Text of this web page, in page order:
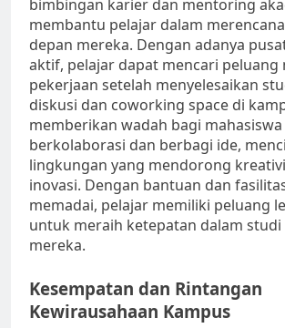
bimbingan karier dan mentoring
membantu pelajar dalam
depan mereka. Dengan adanya
aktif, pelajar dapat mencari peluang
pekerjaan setelah menyelesaikan
diskusi dan coworking space di
memberikan wadah bagi
berkolaborasi dan berbagi ide,
lingkungan yang mendorong
inovasi. Dengan bantuan dan
memadai, pelajar memiliki peluang
untuk meraih ketepatan dalam
mereka.
Kesempatan dan Rintangan
Kewirausahaan Kampus